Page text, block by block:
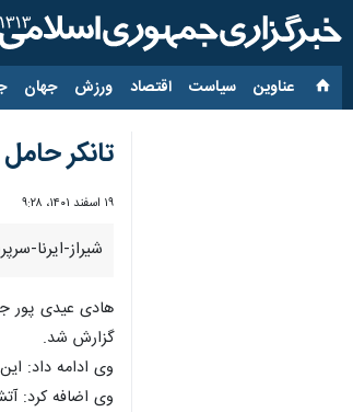
عناوین‌ سیاست اقتصاد ورزش جهان
تانکر
۱۹ اسفند ۱۴۰۱، ۹:۲۸
شیراز-ایرنا-
گزارش شد.
وی ادامه داد:
وی اضافه کرد: آتش نشانان ایستگاه‌های ۵ ،۹